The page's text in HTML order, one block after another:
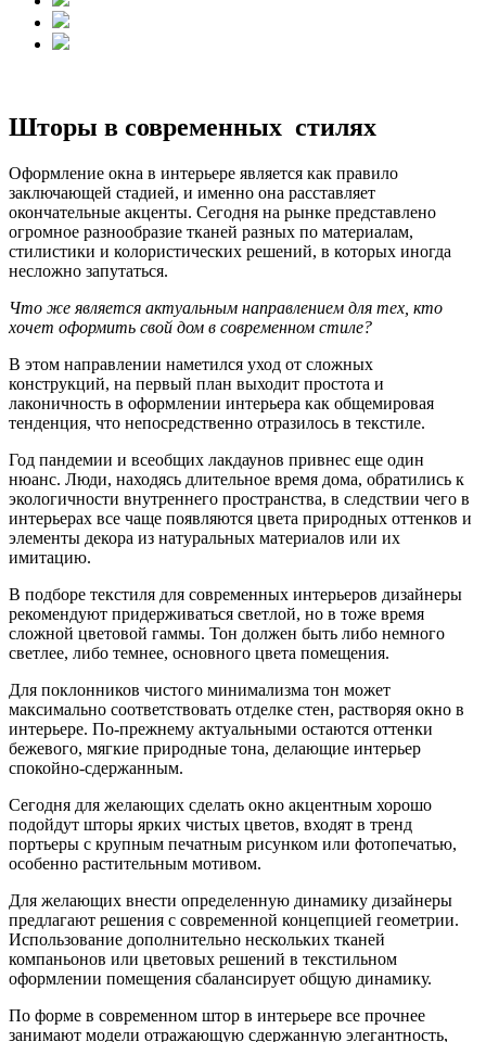
Шторы в современных стилях
Оформление окна в интерьере является как правило
заключающей стадией, и именно она расставляет
окончательные акценты. Сегодня на рынке представлено
огромное разнообразие тканей разных по материалам,
стилистики и колористических решений, в которых иногда
несложно запутаться.
Что же является актуальным направлением для тех, кто
хочет оформить свой дом в современном стиле?
В этом направлении наметился уход от сложных
конструкций, на первый план выходит простота и
лаконичность в оформлении интерьера как общемировая
тенденция, что непосредственно отразилось в текстиле.
Год пандемии и всеобщих лакдаунов привнес еще один
нюанс. Люди, находясь длительное время дома, обратились к
экологичности внутреннего пространства, в следствии чего в
интерьерах все чаще появляются цвета природных оттенков и
элементы декора из натуральных материалов или их
имитацию.
В подборе текстиля для современных интерьеров дизайнеры
рекомендуют придерживаться светлой, но в тоже время
сложной цветовой гаммы. Тон должен быть либо немного
светлее, либо темнее, основного цвета помещения.
Для поклонников чистого минимализма тон может
максимально соответствовать отделке стен, растворяя окно в
интерьере. По-прежнему актуальными остаются оттенки
бежевого, мягкие природные тона, делающие интерьер
спокойно-сдержанным.
Сегодня для желающих сделать окно акцентным хорошо
подойдут шторы ярких чистых цветов, входят в тренд
портьеры с крупным печатным рисунком или фотопечатью,
особенно растительным мотивом.
Для желающих внести определенную динамику дизайнеры
предлагают решения с современной концепцией геометрии.
Использование дополнительно нескольких тканей
компаньонов или цветовых решений в текстильном
оформлении помещения сбалансирует общую динамику.
По форме в современном штор в интерьере все прочнее
занимают модели отражающую сдержанную элегантность,